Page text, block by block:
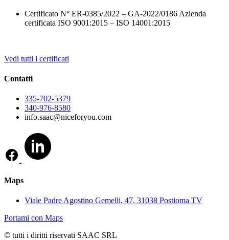
Certificato N° ER-0385/2022 – GA-2022/0186 Azienda
certificata ISO 9001:2015 – ISO 14001:2015
Vedi tutti i certificati
Contatti
335-702-5379
340-976-8580
info.saac@niceforyou.com
Maps
Viale Padre Agostino Gemelli, 47, 31038 Postioma TV
Portami con Maps
© tutti i diritti riservati SAAC SRL